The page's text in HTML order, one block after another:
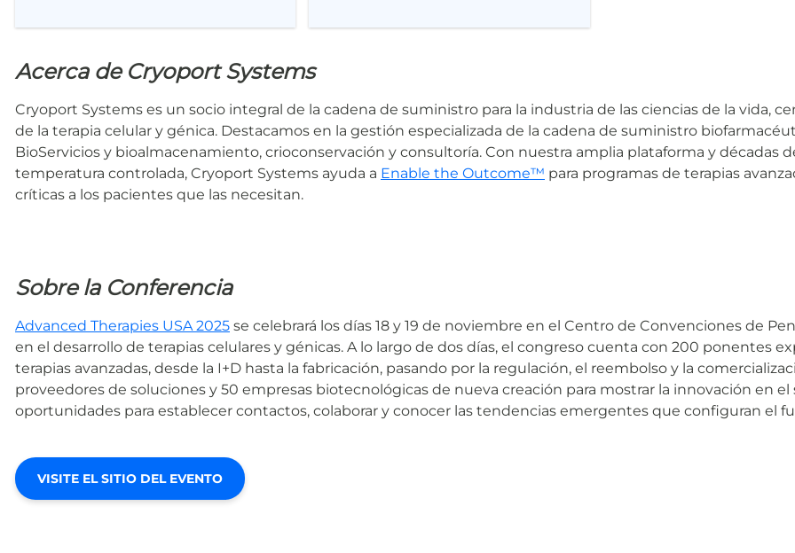
Acerca de Cryoport Systems
Cryoport Systems es un socio integral de la cadena de suministro para la industria de las ciencias de la vida,
de la terapia celular y génica. Destacamos en la gestión especializada de la cadena de suministro
BioServicios y bioalmacenamiento, crioconservación y consultoría. Con nuestra amplia plataforma y décadas
temperatura controlada, Cryoport Systems ayuda a Enable the Outcome™ para programas de terapias
críticas a los pacientes que las necesitan.
Sobre la Conferencia
Advanced Therapies USA 2025 se celebrará los días 18 y 19 de noviembre en el Centro de Convenciones de
en el desarrollo de terapias celulares y génicas. A lo largo de dos días, el congreso cuenta con 200 ponentes
terapias avanzadas, desde la I+D hasta la fabricación, pasando por la regulación, el reembolso y la
proveedores de soluciones y 50 empresas biotecnológicas de nueva creación para mostrar la innovación en
oportunidades para establecer contactos, colaborar y conocer las tendencias emergentes que configuran el
VISITE EL SITIO DEL EVENTO